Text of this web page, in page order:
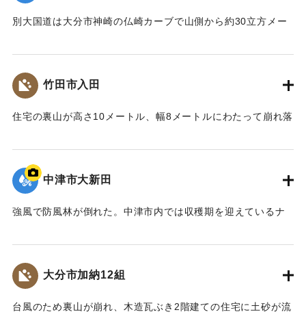
別大国道は大分市神崎の仏崎カーブで山側から約30立方メー
なった。また満潮と重なったため約20センチ冠水しているこ
ともあり、復旧の見通しが立たなかった。写真は田ノ浦地区
の泥をかぶった道路。
【出典：大分合同新聞 1976年9月11日朝刊11面】
竹田市入田
住宅の裏山が高さ10メートル、幅8メートルにわたって崩れ落
ぶし、前の県道に流れ込んだ。住人は仕事に出かけていたた
め無事だった。
【出典：大分合同新聞 1976年9月10日夕刊7面】
中津市大新田
強風で防風林が倒れた。中津市内では収穫期を迎えているナ
｜固有コード:
大分市加納12組
台風のため裏山が崩れ、木造瓦ぶき2階建ての住宅に土砂が流